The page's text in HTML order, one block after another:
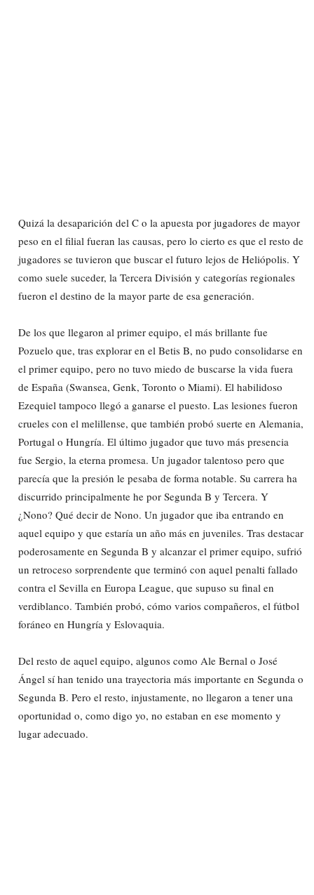
Quizá la desaparición del C o la apuesta por jugadores de mayor
peso en el filial fueran las causas, pero lo cierto es que el resto de
jugadores se tuvieron que buscar el futuro lejos de Heliópolis. Y
como suele suceder, la Tercera División y categorías regionales
fueron el destino de la mayor parte de esa generación.
De los que llegaron al primer equipo, el más brillante fue
Pozuelo que, tras explorar en el Betis B, no pudo consolidarse en
el primer equipo, pero no tuvo miedo de buscarse la vida fuera
de España (Swansea, Genk, Toronto o Miami). El habilidoso
Ezequiel tampoco llegó a ganarse el puesto. Las lesiones fueron
crueles con el melillense, que también probó suerte en Alemania,
Portugal o Hungría. El último jugador que tuvo más presencia
fue Sergio, la eterna promesa. Un jugador talentoso pero que
parecía que la presión le pesaba de forma notable. Su carrera ha
discurrido principalmente he por Segunda B y Tercera. Y
¿Nono? Qué decir de Nono. Un jugador que iba entrando en
aquel equipo y que estaría un año más en juveniles. Tras destacar
poderosamente en Segunda B y alcanzar el primer equipo, sufrió
un retroceso sorprendente que terminó con aquel penalti fallado
contra el Sevilla en Europa League, que supuso su final en
verdiblanco. También probó, cómo varios compañeros, el fútbol
foráneo en Hungría y Eslovaquia.
Del resto de aquel equipo, algunos como Ale Bernal o José
Ángel sí han tenido una trayectoria más importante en Segunda o
Segunda B. Pero el resto, injustamente, no llegaron a tener una
oportunidad o, como digo yo, no estaban en ese momento y
lugar adecuado.